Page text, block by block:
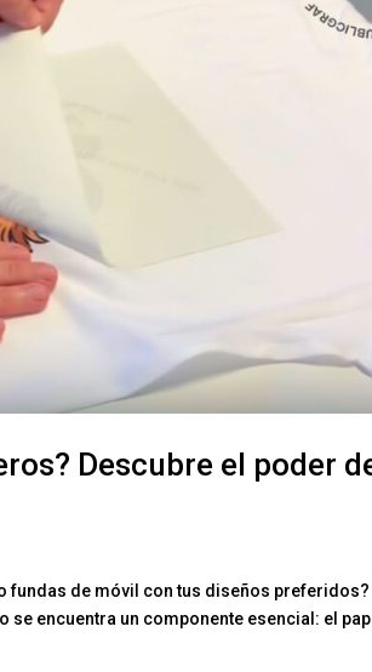
Descubre el poder
fundas de móvil con tus diseños preferidos?
se encuentra un componente esencial: el